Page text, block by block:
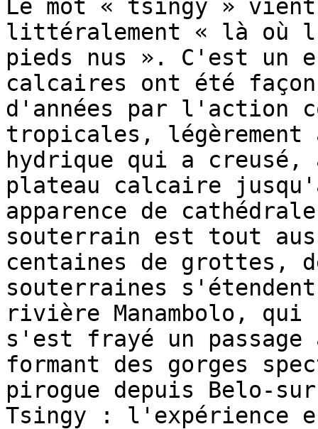
Le mot « tsingy »
littéralement « là où
pieds nus ». C'est un
calcaires ont été
d'années par l'action
tropicales,
hydrique qui a
plateau calcaire
apparence de
souterrain est tout
centaines de grottes,
souterraines
rivière Manambolo,
s'est frayé un
formant des gorges
pirogue depuis Belo-
Tsingy : l'expérience